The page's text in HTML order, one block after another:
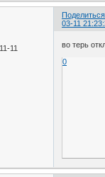
Поделиться
03-11
11
во терь
0